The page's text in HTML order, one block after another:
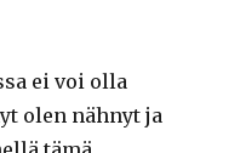
ei voi olla
olen nähnyt ja